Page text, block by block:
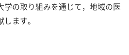
学の取り組みを通じて，地域の医
ます。